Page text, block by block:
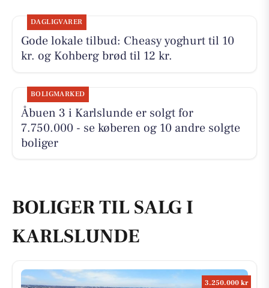
DAGLIGVARER
Gode lokale tilbud: Cheasy yoghurt til 10
kr. og Kohberg brød til 12 kr.
BOLIGMARKED
Åbuen 3 i Karlslunde er solgt for
7.750.000 - se køberen og 10 andre solgte
boliger
BOLIGER TIL SALG I
KARLSLUNDE
3.250.000 kr